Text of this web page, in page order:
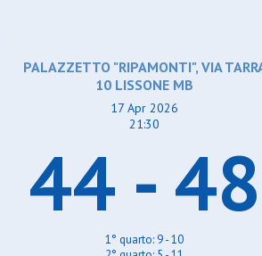
PALAZZETTO "RIPAMONTI", VIA
10 LISSONE MB
17 Apr 2026
21:30
44 - 48
1° quarto: 9 - 10